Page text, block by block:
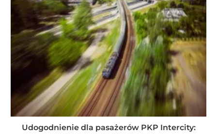
Udogodnienie dla pasażerów PKP Intercity: